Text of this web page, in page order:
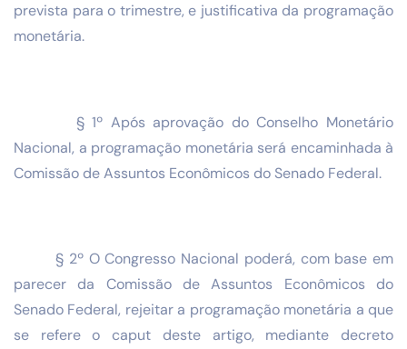
prevista para o trimestre, e justificativa da programação
monetária.
§ 1º Após aprovação do Conselho Monetário
Nacional, a programação monetária será encaminhada à
Comissão de Assuntos Econômicos do Senado Federal.
§ 2º O Congresso Nacional poderá, com base em
parecer da Comissão de Assuntos Econômicos do
Senado Federal, rejeitar a programação monetária a que
se refere o caput deste artigo, mediante decreto